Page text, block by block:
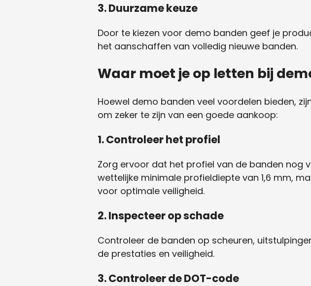
3.Duurzame keuze
Door te kiezen voor demo banden geef je
het aanschaffen van volledig nieuwe banden.
Waar moet je op letten bij
Hoewel demo banden veel voordelen bieden,
om zeker te zijn van een goede aankoop:
1.Controleer het profiel
Zorg ervoor dat het profiel van de banden nog
wettelijke minimale profieldiepte van 1,6 mm,
voor optimale veiligheid.
2.Inspecteer op schade
Controleer de banden op scheuren,
de prestaties en veiligheid.
3.Controleer de DOT-code